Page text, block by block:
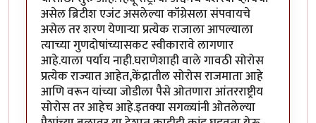
असेल ब्रिटीश एजंट असलेल्या कॉंग्रेसला संपवायचे
असेल तर शरण येणाऱ्या प्रत्येक राजाला आपल्याला
त्याच्या गुणदोषांच्यासकट स्वीकारावे लागणार
आहे.याला पर्याय नाही.घराणेशाही वाले गावठी सोरोस
प्रत्येक राज्यात आहेत,केंद्रातील सोरोस राजमाता आहे
आणि वरून यांच्या जोडीला पैसे ओतणारा आंतरराष्ट्रीय
सोरोस तर आहेच आहे.इतक्या सगळ्यांनी ओतलेल्या